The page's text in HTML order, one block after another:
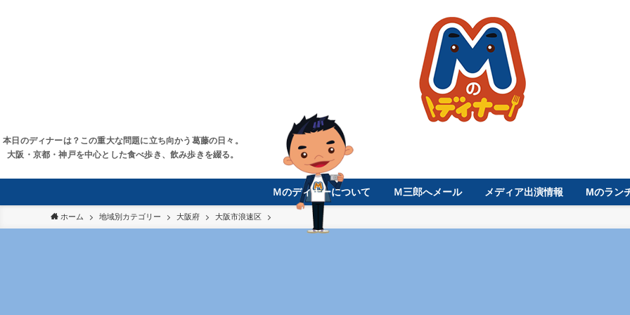
本日のディナーは？この重大な問題に立ち向かう葛藤の日々。
大阪・京都・神戸を中心とした食べ歩き、飲み歩きを綴る。
Ｍのディナーについて Ｍ三郎へメール メディア出演情報 Mのラン
ホーム 地域別カテゴリー 大阪府 大阪市浪速区